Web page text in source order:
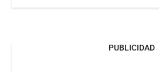
PUBLICIDAD